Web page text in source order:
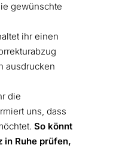
gewünschte
ihr einen
ausdrucken
die
uns, dass
So könnt
in Ruhe prüfen,